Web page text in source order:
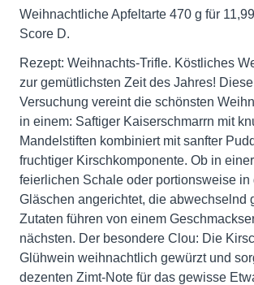
Weihnachtliche Apfeltarte 470 g für
Score D.
Rezept: Weihnachts-Trifle. Köstliches
zur gemütlichsten Zeit des Jahres!
Versuchung vereint die schönsten
in einem: Saftiger Kaiserschmarrn mit
Mandelstiften kombiniert mit sanfter
fruchtiger Kirschkomponente. Ob in
feierlichen Schale oder portionsweise in
Gläschen angerichtet, die abwechselnd
Zutaten führen von einem
nächsten. Der besondere Clou: Die
Glühwein weihnachtlich gewürzt und
dezenten Zimt-Note für das gewisse